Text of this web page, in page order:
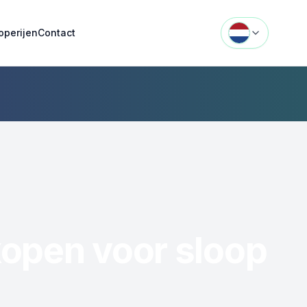
Contact